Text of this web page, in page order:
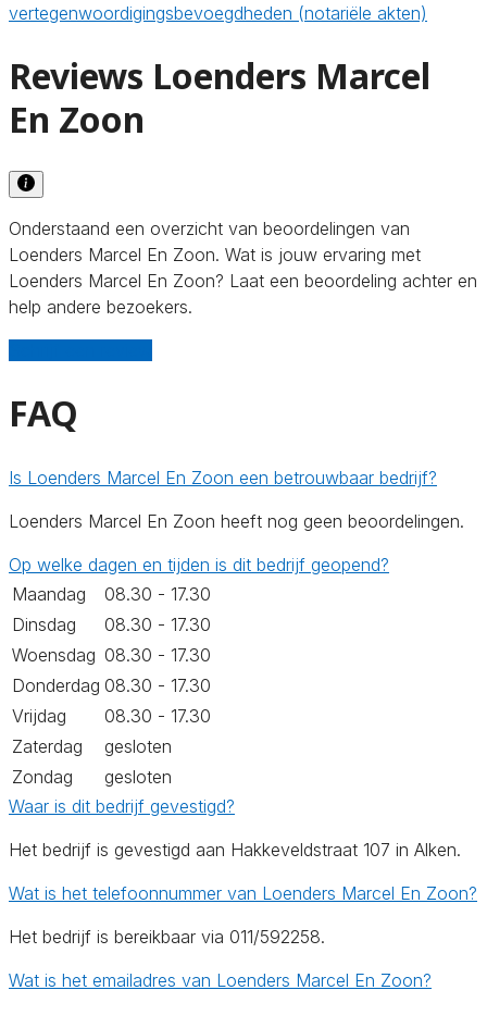
vertegenwoordigingsbevoegdheden (notariële akten)
Reviews Loenders Marcel
En Zoon
Onderstaand een overzicht van beoordelingen van
Loenders Marcel En Zoon. Wat is jouw ervaring met
Loenders Marcel En Zoon? Laat een beoordeling achter en
help andere bezoekers.
FAQ
Is Loenders Marcel En Zoon een betrouwbaar bedrijf?
Loenders Marcel En Zoon heeft nog geen beoordelingen.
Op welke dagen en tijden is dit bedrijf geopend?
Maandag
08.30 - 17.30
Dinsdag
08.30 - 17.30
Woensdag 08.30 - 17.30
Donderdag 08.30 - 17.30
Vrijdag
08.30 - 17.30
Zaterdag
gesloten
Zondag
gesloten
Waar is dit bedrijf gevestigd?
Het bedrijf is gevestigd aan Hakkeveldstraat 107 in Alken.
Wat is het telefoonnummer van Loenders Marcel En Zoon?
Het bedrijf is bereikbaar via 011/592258.
Wat is het emailadres van Loenders Marcel En Zoon?